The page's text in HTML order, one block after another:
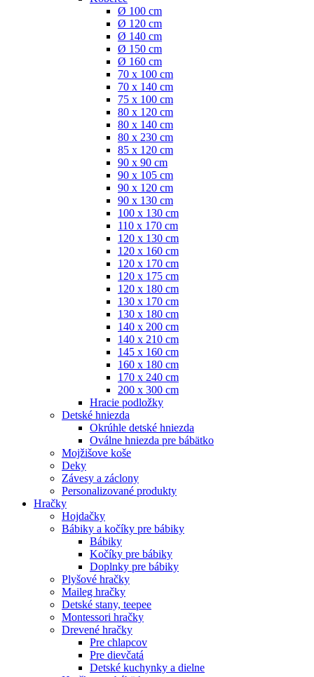
Ø 100 cm
Ø 120 cm
Ø 140 cm
Ø 150 cm
Ø 160 cm
70 x 100 cm
70 x 140 cm
75 x 100 cm
80 x 120 cm
80 x 140 cm
80 x 230 cm
85 x 120 cm
90 x 90 cm
90 x 105 cm
90 x 120 cm
90 x 130 cm
100 x 130 cm
110 x 170 cm
120 x 130 cm
120 x 160 cm
120 x 170 cm
120 x 175 cm
120 x 180 cm
130 x 170 cm
130 x 180 cm
140 x 200 cm
140 x 210 cm
145 x 160 cm
160 x 180 cm
170 x 240 cm
200 x 300 cm
Hracie podložky
Detské hniezda
Okrúhle detské hniezda
Oválne hniezda pre bábätko
Mojžišove koše
Deky
Závesy a záclony
Personalizované produkty
Hračky
Hojdačky
Bábiky a kočíky pre bábiky
Bábiky
Kočíky pre bábiky
Doplnky pre bábiky
Plyšové hračky
Maileg hračky
Detské stany, teepee
Montessori hračky
Drevené hračky
Pre chlapcov
Pre dievčatá
Detské kuchynky a dielne